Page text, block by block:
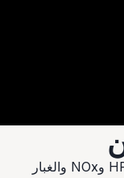
هي عملية احتجاز الملوثات مثل SO₂ وHCl وHF وNOx والغبار